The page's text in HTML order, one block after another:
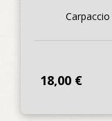
18,00 €